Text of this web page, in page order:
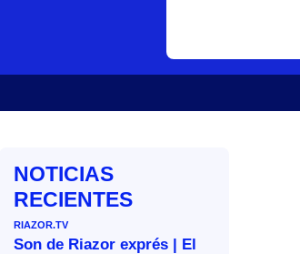
NOTICIAS
RECIENTES
RIAZOR.TV
Son de Riazor exprés | El